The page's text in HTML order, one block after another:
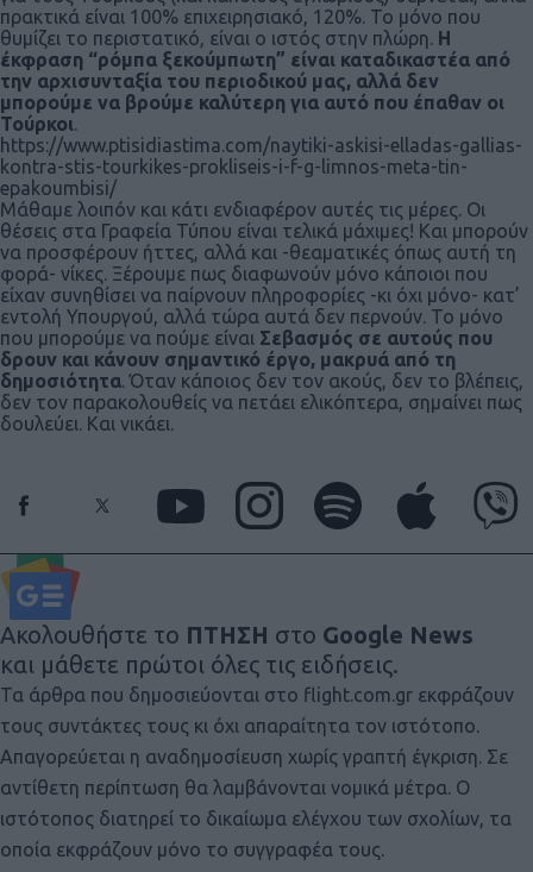
πρακτικά είναι 100% επιχειρησιακό, 120%. Το μόνο που
θυμίζει το περιστατικό, είναι ο ιστός στην πλώρη. Η
έκφραση “ρόμπα ξεκούμπωτη” είναι καταδικαστέα από
την αρχισυνταξία του περιοδικού μας, αλλά δεν
μπορούμε να βρούμε καλύτερη για αυτό που έπαθαν οι
Τούρκοι.
https://www.ptisidiastima.com/naytiki-askisi-elladas-gallias-
kontra-stis-tourkikes-prokliseis-i-f-g-limnos-meta-tin-
epakoumbisi/
Μάθαμε λοιπόν και κάτι ενδιαφέρον αυτές τις μέρες. Οι
θέσεις στα Γραφεία Τύπου είναι τελικά μάχιμες! Και μπορούν
να προσφέρουν ήττες, αλλά και -θεαματικές όπως αυτή τη
φορά- νίκες. Ξέρουμε πως διαφωνούν μόνο κάποιοι που
είχαν συνηθίσει να παίρνουν πληροφορίες -κι όχι μόνο- κατ’
εντολή Υπουργού, αλλά τώρα αυτά δεν περνούν. Το μόνο
που μπορούμε να πούμε είναι Σεβασμός σε αυτούς που
δρουν και κάνουν σημαντικό έργο, μακρυά από τη
δημοσιότητα. Όταν κάποιος δεν τον ακούς, δεν το βλέπεις,
δεν τον παρακολουθείς να πετάει ελικόπτερα, σημαίνει πως
δουλεύει. Και νικάει.
Ακολουθήστε το ΠΤΗΣΗ στο Google News
και μάθετε πρώτοι όλες τις ειδήσεις.
Τα άρθρα που δημοσιεύονται στο flight.com.gr εκφράζουν
τους συντάκτες τους κι όχι απαραίτητα τον ιστότοπο.
Απαγορεύεται η αναδημοσίευση χωρίς γραπτή έγκριση. Σε
αντίθετη περίπτωση θα λαμβάνονται νομικά μέτρα. Ο
ιστότοπος διατηρεί το δικαίωμα ελέγχου των σχολίων, τα
οποία εκφράζουν μόνο το συγγραφέα τους.